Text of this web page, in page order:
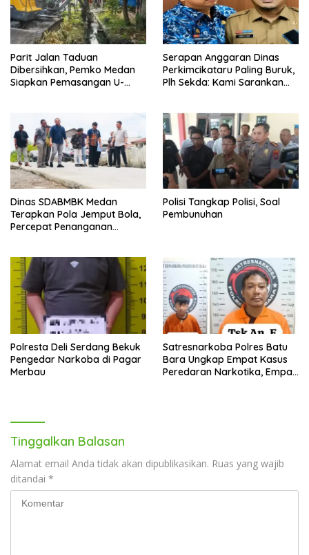
Parit Jalan Taduan
Dibersihkan, Pemko Medan
Siapkan Pemasangan U-
Serapan Anggaran Dinas
Perkimcikataru Paling Buruk,
Plh Sekda: Kami Sarankan
Dinas SDABMBK Medan
Terapkan Pola Jemput Bola,
Percepat Penanganan
Polisi Tangkap Polisi, Soal
Pembunuhan
Polresta Deli Serdang Bekuk
Pengedar Narkoba di Pagar
Merbau
Satresnarkoba Polres Batu
Bara Ungkap Empat Kasus
Peredaran Narkotika, Empat
Tinggalkan Balasan
Alamat email Anda tidak akan dipublikasikan. Ruas yang wajib
ditandai *